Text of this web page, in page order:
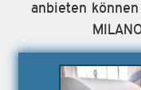
anbieten